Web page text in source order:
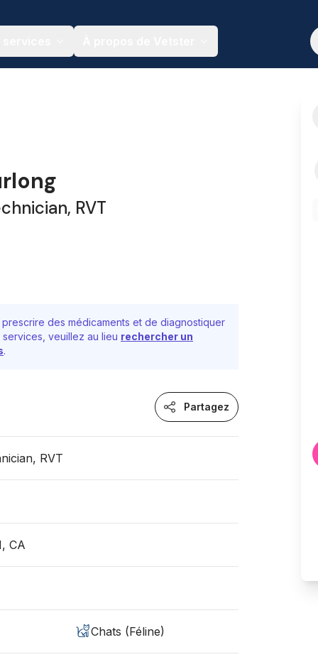
RVT
des médicaments et de diagnostiquer
veuillez au lieu rechercher un
.
Partagez
RVT
CA
Chats (Féline)